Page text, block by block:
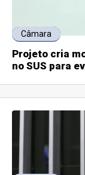
Câmara
Projeto cria
no SUS para